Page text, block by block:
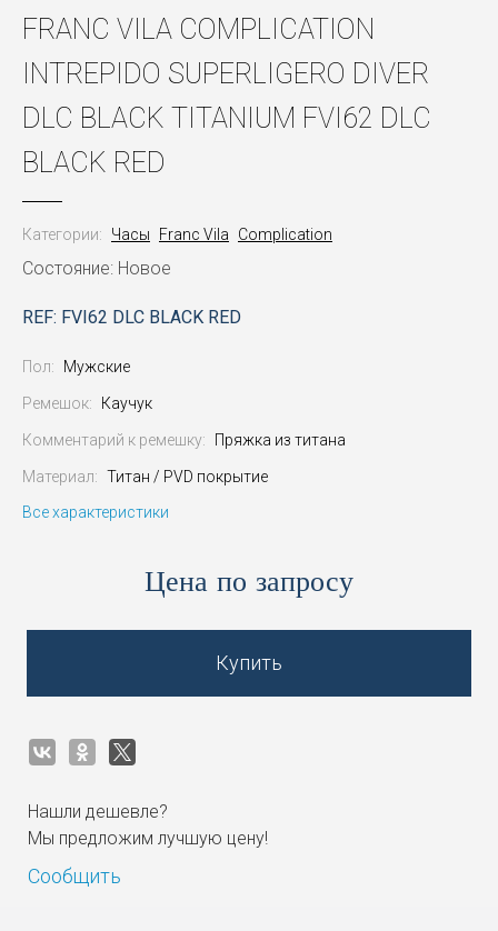
FRANC VILA COMPLICATION
INTREPIDO SUPERLIGERO DIVER
DLC BLACK TITANIUM FVI62 DLC
BLACK RED
Категории: Часы Franc Vila Complication
Состояние: Новое
REF: FVI62 DLC BLACK RED
Пол: Мужские
Ремешок: Каучук
Комментарий к ремешку: Пряжка из титана
Материал: Титан / PVD покрытие
Все характеристики
Цена по запросу
Купить
Нашли дешевле?
Мы предложим лучшую цену!
Сообщить